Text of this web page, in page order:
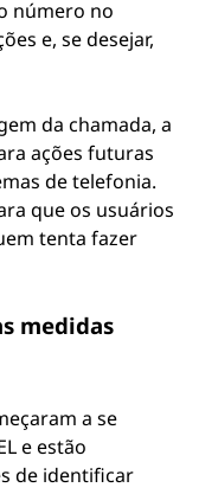
número no
e, se desejar,
da chamada, a
ações futuras
de telefonia.
que os usuários
tenta fazer
medidas
a se
e estão
de identificar